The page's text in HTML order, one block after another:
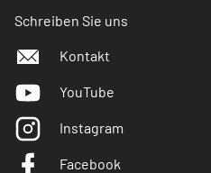
Schreiben Sie uns
Kontakt
YouTube
Instagram
Facebook